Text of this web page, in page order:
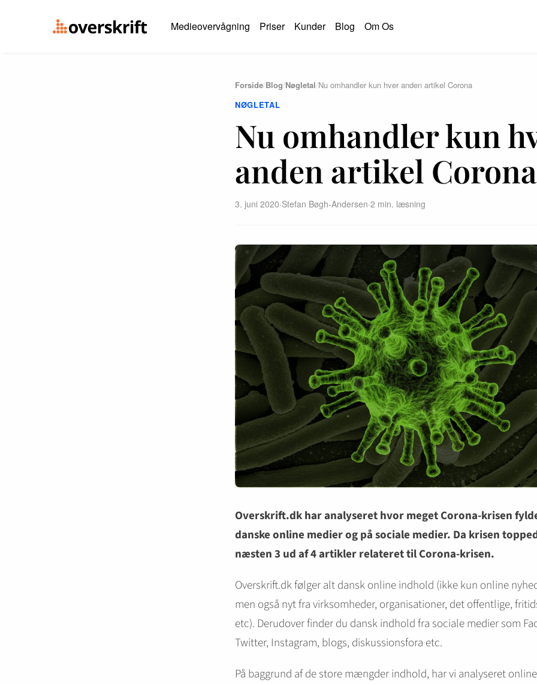
Medieovervågning Priser Kunder Blog Om Os
Forside/Blog/Nøgletal/Nu omhandler kun hver anden artikel Corona
NØGLETAL
Nu omhandler kun
anden artikel Corona
3. juni 2020·Stefan Bøgh-Andersen·2 min. læsning
Overskrift.dk har analyseret hvor meget Corona-krisen
danske online medier og på sociale medier. Da krisen
næsten 3 ud af 4 artikler relateret til Corona-krisen.
Overskrift.dk følger alt dansk online indhold (ikke kun online
men også nyt fra virksomheder, organisationer, det offentlige,
etc). Derudover finder du dansk indhold fra sociale medier som
Twitter, Instagram, blogs, diskussionsfora etc.
På baggrund af de store mængder indhold, har vi analyseret online